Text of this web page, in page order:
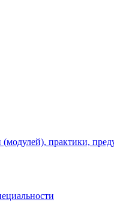
практики,